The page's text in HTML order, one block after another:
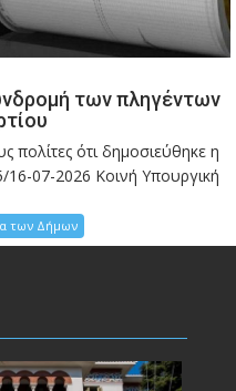
των πληγέντων
πολίτες ότι δημοσιεύθηκε η
07-2026 Κοινή Υπουργική
των Δήμων